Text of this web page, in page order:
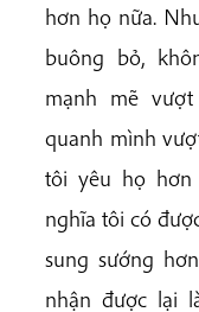
hơn họ nữa.
buông bỏ,
mạnh mẽ
quanh mình
tôi yêu họ hơn
nghĩa tôi có
sung sướng
nhận được lại